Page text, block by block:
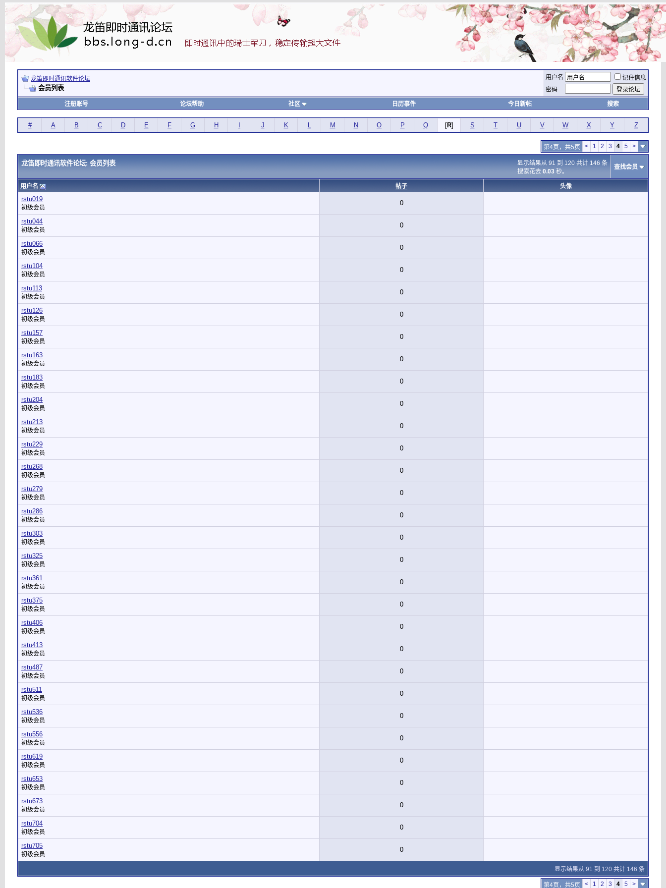
龙笛即时通讯软件论坛
会员列表
用户名
记住信息
密码
注册账号 论坛帮助 社区 日历事件 今日新帖 搜索
# A B C D E F G H J K L M N O P Q [R] S T U V W X Y Z
第4页，共5页 < 1 2 3 4 5 >
显示结果从 91 到 120 共计 146 条
搜索花去 0.03 秒。
龙笛即时通讯软件论坛: 会员列表 查找会员
用户名 帖子 头像
rstu019
初级会员
0
rstu044
初级会员
0
rstu066
初级会员
0
rstu104
初级会员
0
rstu113
初级会员
0
rstu126
初级会员
0
rstu157
初级会员
0
rstu163
初级会员
0
rstu183
初级会员
0
rstu204
初级会员
0
rstu213
初级会员
0
rstu229
初级会员
0
rstu268
初级会员
0
rstu279
初级会员
0
rstu286
初级会员
0
rstu303
初级会员
0
rstu325
初级会员
0
rstu361
初级会员
0
rstu375
初级会员
0
rstu406
初级会员
0
rstu413
初级会员
0
rstu487
初级会员
0
rstu511
初级会员
0
rstu536
初级会员
0
rstu556
初级会员
0
rstu619
初级会员
0
rstu653
初级会员
0
rstu673
初级会员
0
rstu704
初级会员
0
rstu705
初级会员
0
显示结果从 91 到 120 共计 146 条
第4页，共5页 < 1 2 3 4 5 >